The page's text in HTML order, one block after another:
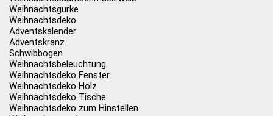
Weihnachtsgurke
Weihnachtsdeko
Adventskalender
Adventskranz
Schwibbogen
Weihnachtsbeleuchtung
Weihnachtsdeko Fenster
Weihnachtsdeko Holz
Weihnachtsdeko Tische
Weihnachtsdeko zum Hinstellen